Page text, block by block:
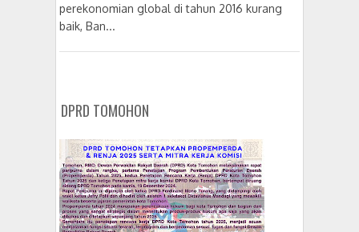
perekonomian global di tahun 2016 kurang
baik, Ban...
DPRD TOMOHON